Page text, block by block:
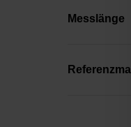
Messlänge